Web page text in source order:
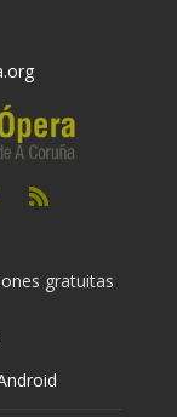
gratuitas